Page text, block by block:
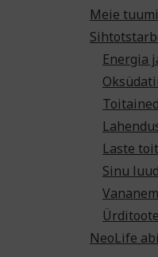
Meie
Energia
Laste
Sinu
NeoLife